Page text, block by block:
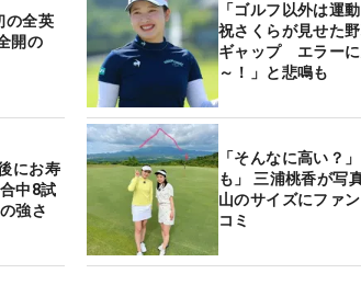
の全英
開の
「ゴルフ以外は運
祝さくらが見せた
ギャップ エラーに
～！」と悲鳴も
にお寿
中8試
強さ
「そんなに高い？
も」 三浦桃香が写
山のサイズにファ
コミ